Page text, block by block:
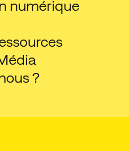
numérique
?